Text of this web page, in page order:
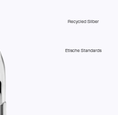
Recycled Silber
Etische Standards